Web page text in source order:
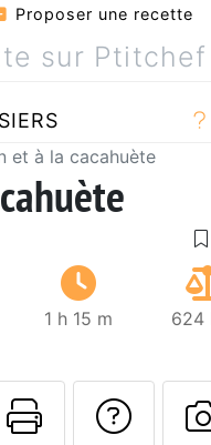
Proposer une recette
et à la cacahuète
1 h 15 m 624
cette
Imprimer